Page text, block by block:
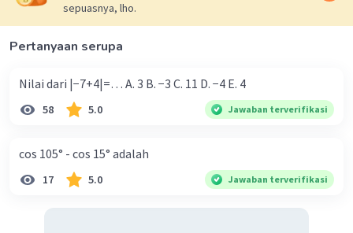
sepuasnya, lho.
Pertanyaan serupa
Nilai dari |−7+4|=… A. 3 B. −3 C. 11 D. −4 E. 4
58 5.0 Jawaban terverifikasi
cos 105° - cos 15° adalah
17 5.0 Jawaban terverifikasi